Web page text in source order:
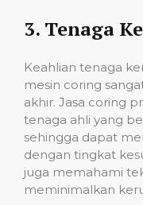
3. Tenaga
Keahlian tenaga
mesin coring
akhir. Jasa coring
tenaga ahli yang
sehingga dapat
dengan tingkat
juga memahami
meminimalkan